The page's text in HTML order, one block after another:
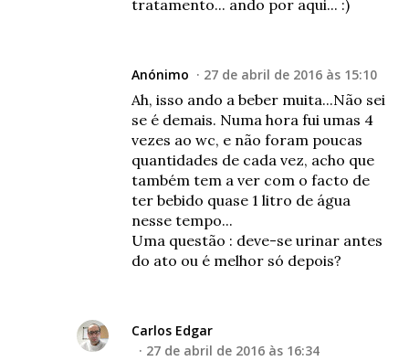
tratamento... ando por aqui... :)
Anónimo 27 de abril de 2016 às 15:10
Ah, isso ando a beber muita...Não sei
se é demais. Numa hora fui umas 4
vezes ao wc, e não foram poucas
quantidades de cada vez, acho que
também tem a ver com o facto de
ter bebido quase 1 litro de água
nesse tempo...
Uma questão : deve-se urinar antes
do ato ou é melhor só depois?
Carlos Edgar
27 de abril de 2016 às 16:34